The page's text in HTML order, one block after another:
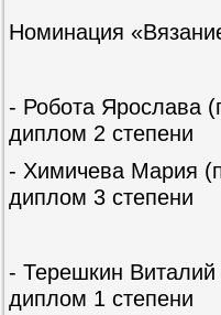
Номинация
7-9
- Робота Ярослава
диплом 2 степени
- Химичева Мария
диплом 3 степени
10 –
- Терешкин
диплом 1 степени